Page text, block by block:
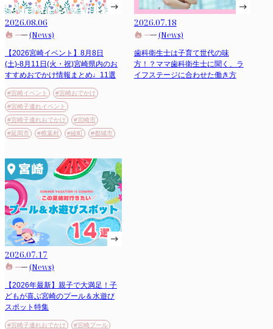
2026.08.06
(News)
【2026宮崎イベント】8月8日
(土)-8月11日(火・祝)宮崎県内のお
すすめおでかけ情報まとめ♩11選
#宮崎イベント
#宮崎おでかけ
#宮崎子連れイベント
#宮崎子連れおでかけ
#宮崎市
#延岡市
#椎葉村 #綾町 #都城市
2026.07.18
(News)
歯科衛生士は子育て世代の味
方！？ママ歯科衛生士に聞く、ラ
イフステージに合わせた働き方
2026.07.17
(News)
【2026年最新】親子で大満足！子
どもが喜ぶ宮崎のプール＆水遊び
スポット特集
#宮崎子連れおでかけ #宮崎プール